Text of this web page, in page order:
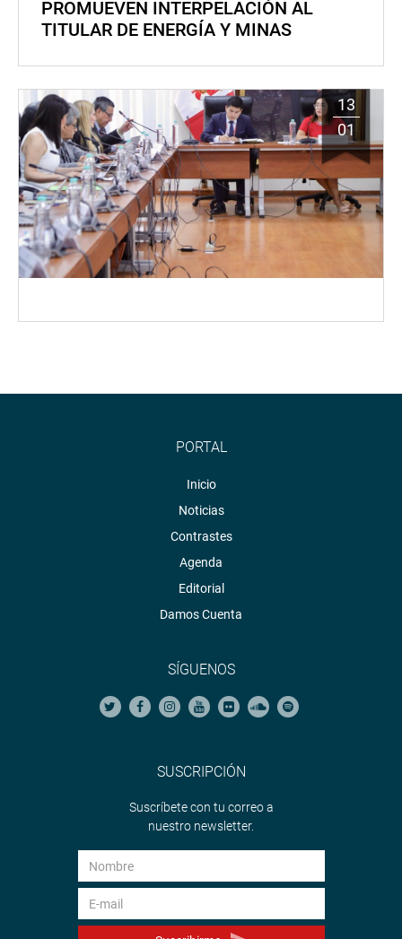
PROMUEVEN INTERPELACIÓN AL
TITULAR DE ENERGÍA Y MINAS
13
01
PORTAL
Inicio
Noticias
Contrastes
Agenda
Editorial
Damos Cuenta
SÍGUENOS
SUSCRIPCIÓN
Suscríbete con tu correo a
nuestro newsletter.